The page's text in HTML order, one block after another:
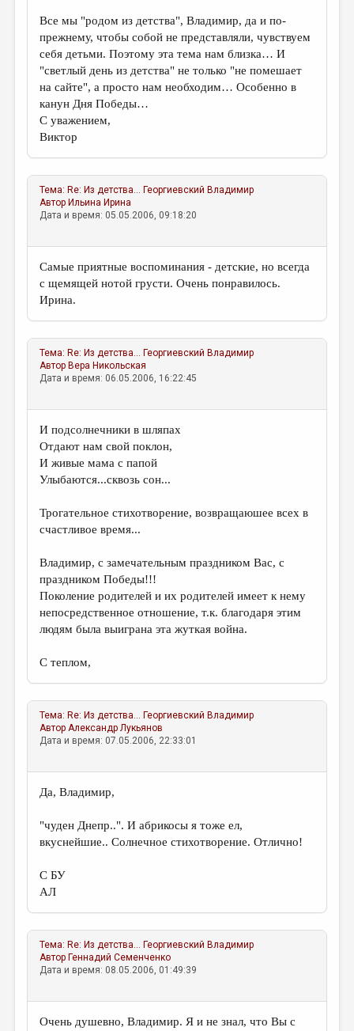
Все мы "родом из детства", Владимир, да и по-
прежнему, чтобы собой не представляли, чувствуем
себя детьми. Поэтому эта тема нам близка… И
"светлый день из детства" не только "не помешает
на сайте", а просто нам необходим… Особенно в
канун Дня Победы…
С уважением,
Виктор
Тема: Re: Из детства... Георгиевский Владимир
Автор Ильина Ирина
Дата и время: 05.05.2006, 09:18:20
Самые приятные воспоминания - детские, но всегда
с щемящей нотой грусти. Очень понравилось.
Ирина.
Тема: Re: Из детства... Георгиевский Владимир
Автор Вера Никольская
Дата и время: 06.05.2006, 16:22:45
И подсолнечники в шляпах
Отдают нам свой поклон,
И живые мама с папой
Улыбаются...сквозь сон...
Трогательное стихотворение, возвращаюшее всех в
счастливое время...
Владимир, с замечательным праздником Вас, с
праздником Победы!!!
Поколение родителей и их родителей имеет к нему
непосредственное отношение, т.к. благодаря этим
людям была выиграна эта жуткая война.
С теплом,
Тема: Re: Из детства... Георгиевский Владимир
АвторАлександр Лукьянов
Дата и время: 07.05.2006, 22:33:01
Да, Владимир,
"чуден Днепр..". И абрикосы я тоже ел,
вкуснейшие.. Солнечное стихотворение. Отлично!
С БУ
АЛ
Тема: Re: Из детства... Георгиевский Владимир
Автор Геннадий Семенченко
Дата и время: 08.05.2006, 01:49:39
Очень душевно, Владимир. Я и не знал, что Вы с